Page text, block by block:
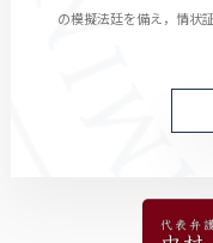
の模擬法廷を備え，情状